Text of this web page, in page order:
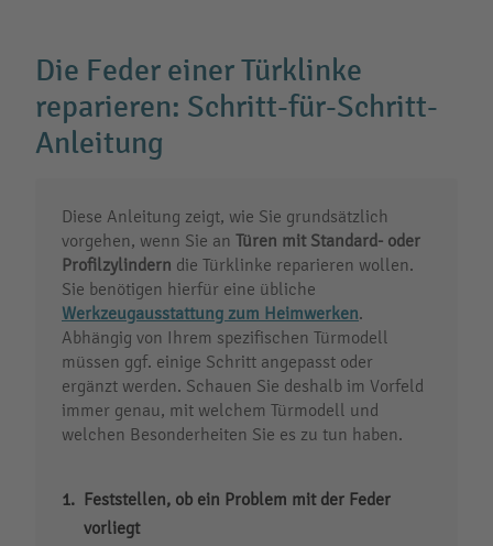
Die Feder einer Türklinke
reparieren: Schritt-für-Schritt-
Anleitung
Diese Anleitung zeigt, wie Sie grundsätzlich
vorgehen, wenn Sie an Türen mit Standard- oder
Profilzylindern die Türklinke reparieren wollen.
Sie benötigen hierfür eine übliche
Werkzeugausstattung zum Heimwerken.
Abhängig von Ihrem spezifischen Türmodell
müssen ggf. einige Schritt angepasst oder
ergänzt werden. Schauen Sie deshalb im Vorfeld
immer genau, mit welchem Türmodell und
welchen Besonderheiten Sie es zu tun haben.
Feststellen, ob ein Problem mit der Feder
vorliegt